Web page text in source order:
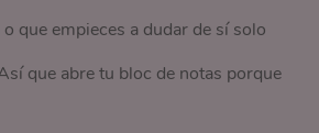
que empieces a dudar de sí solo
que abre tu bloc de notas porque